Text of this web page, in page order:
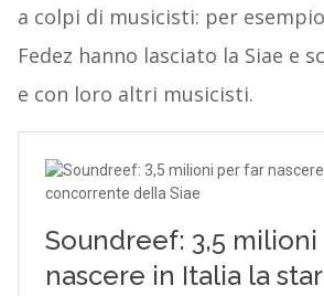
a colpi di musicisti: per esempio
Fedez hanno lasciato la Siae e
e con loro altri musicisti.